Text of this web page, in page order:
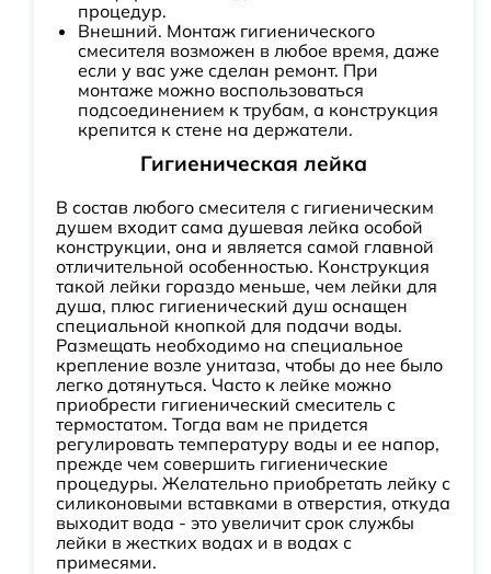
процедур.
Внешний. Монтаж гигиенического
смесителя возможен в любое время, даже
если у вас уже сделан ремонт. При
монтаже можно воспользоваться
подсоединением к трубам, а конструкция
крепится к стене на держатели.
Гигиеническая лейка
В состав любого смесителя с гигиеническим
душем входит сама душевая лейка особой
конструкции, она и является самой главной
отличительной особенностью. Конструкция
такой лейки гораздо меньше, чем лейки для
душа, плюс гигиенический душ оснащен
специальной кнопкой для подачи воды.
Размещать необходимо на специальное
крепление возле унитаза, чтобы до нее было
легко дотянуться. Часто к лейке можно
приобрести гигиенический смеситель с
термостатом. Тогда вам не придется
регулировать температуру воды и ее напор,
прежде чем совершить гигиенические
процедуры. Желательно приобретать лейку с
силиконовыми вставками в отверстия, откуда
выходит вода - это увеличит срок службы
лейки в жестких водах и в водах с
примесями.